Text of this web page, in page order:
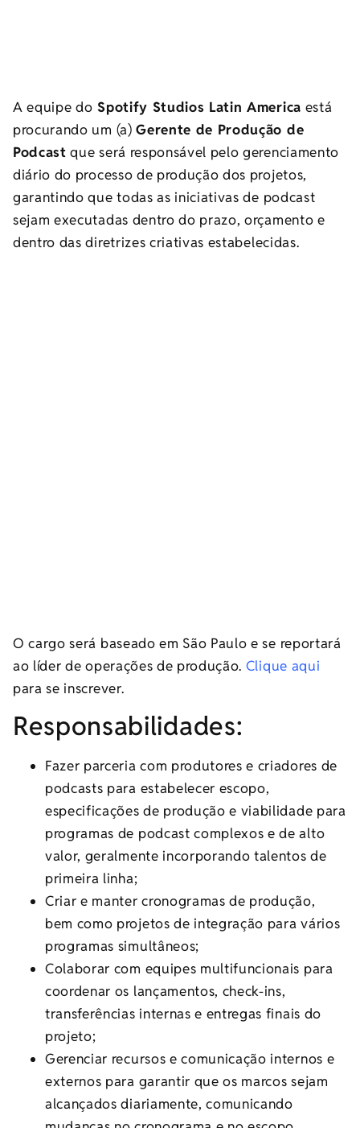
A equipe do Spotify Studios Latin America está
procurando um (a)Gerente de Produção de
Podcast que será responsável pelo gerenciamento
diário do processo de produção dos projetos,
garantindo que todas as iniciativas de podcast
sejam executadas dentro do prazo, orçamento e
dentro das diretrizes criativas estabelecidas.
O cargo será baseado em São Paulo e se reportará
ao líder de operações de produção. Clique aqui
para se inscrever.
Responsabilidades:
Fazer parceria com produtores e criadores de
podcasts para estabelecer escopo,
especificações de produção e viabilidade para
programas de podcast complexos e de alto
valor, geralmente incorporando talentos de
primeira linha;
Criar e manter cronogramas de produção,
bem como projetos de integração para vários
programas simultâneos;
Colaborar com equipes multifuncionais para
coordenar os lançamentos, check-ins,
transferências internas e entregas finais do
projeto;
Gerenciar recursos e comunicação internos e
externos para garantir que os marcos sejam
alcançados diariamente, comunicando